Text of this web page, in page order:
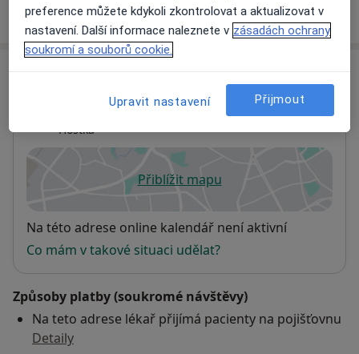
Ordinace
Hoštka
Přiblížit mapuse otevře v nové záložce
Dostupnost
Na této adrese online kalendář není aktivní
Co mám v takové situaci udělat?
Způsoby platby (soukromé návštěvy)
Na teto adrese lékař přijímá pacienty na pojišťovnu
Detaily
preference můžete kdykoli zkontrolovat a aktualizovat v
nastavení. Další informace naleznete v zásadách ochrany
soukromí a souborů cookie.
Upravit nastavení Přijmout